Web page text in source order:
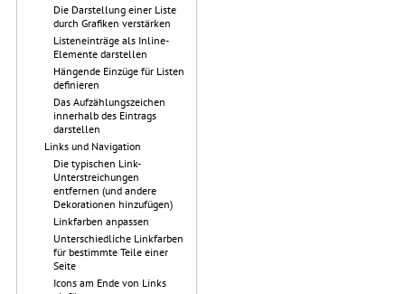
Die Darstellung einer Liste
durch Grafiken verstärken
Listeneinträge als Inline-
Elemente darstellen
Hängende Einzüge für Listen
definieren
Das Aufzählungszeichen
innerhalb des Eintrags
darstellen
Links und Navigation
Die typischen Link-
Unterstreichungen
entfernen (und andere
Dekorationen hinzufügen)
Linkfarben anpassen
Unterschiedliche Linkfarben
für bestimmte Teile einer
Seite
Icons am Ende von Links